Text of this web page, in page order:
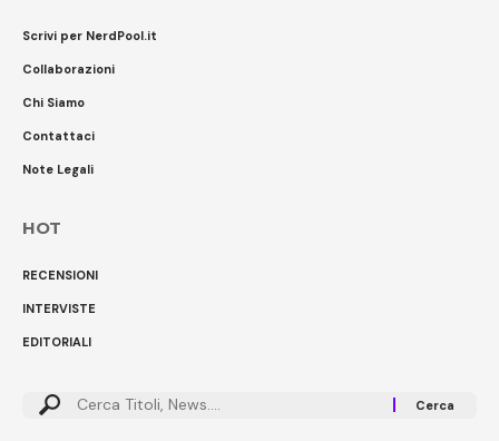
Scrivi per NerdPool.it
Collaborazioni
Chi Siamo
Contattaci
Note Legali
HOT
RECENSIONI
INTERVISTE
EDITORIALI